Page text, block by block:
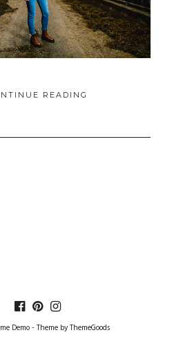
READING
Demo - Theme by ThemeGoods